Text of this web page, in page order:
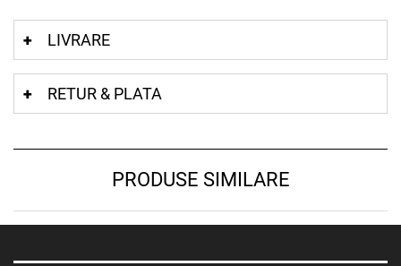
LIVRARE
RETUR & PLATA
PRODUSE SIMILARE